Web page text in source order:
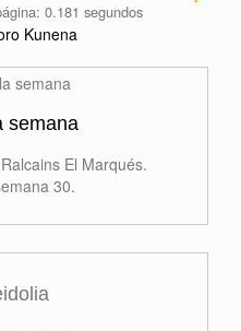
0.181 segundos
Kunena
semana
El Marqués.
30.